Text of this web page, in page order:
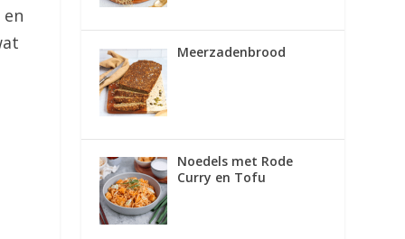
Meerzadenbrood
Noedels met Rode
Curry en Tofu